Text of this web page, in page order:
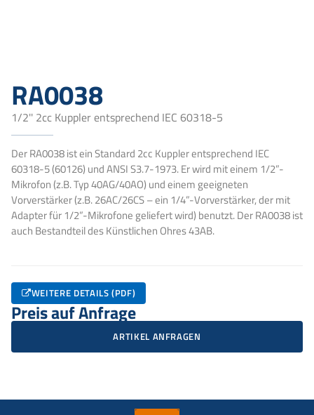
RA0038
1/2'' 2cc Kuppler entsprechend IEC 60318-5
Der RA0038 ist ein Standard 2cc Kuppler entsprechend IEC
60318-5 (60126) und ANSI S3.7-1973. Er wird mit einem 1/2”-
Mikrofon (z.B. Typ 40AG/40AO) und einem geeigneten
Vorverstärker (z.B. 26AC/26CS – ein 1/4”-Vorverstärker, der mit
Adapter für 1/2”-Mikrofone geliefert wird) benutzt. Der RA0038 ist
auch Bestandteil des Künstlichen Ohres 43AB.
WEITERE DETAILS (PDF)
Preis auf Anfrage
ARTIKEL ANFRAGEN